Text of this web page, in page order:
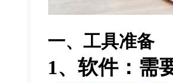
一、工具准备
1、软件：需